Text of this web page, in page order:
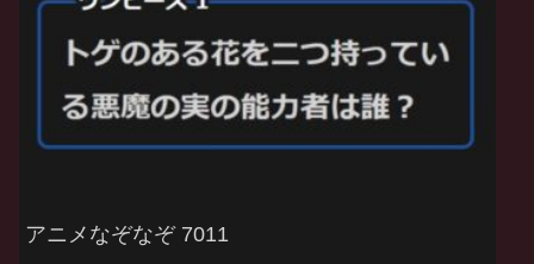
アニメなぞなぞ 7011